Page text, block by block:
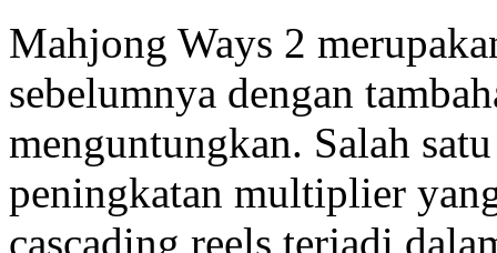
Mahjong Ways 2
sebelumnya dengan
menguntungkan. Salah
peningkatan multiplier
cascading reels terjadi